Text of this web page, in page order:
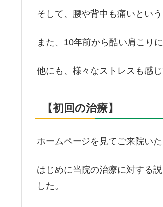
そして、腰や背中も痛いという
また、10年前から酷い肩こり
他にも、様々なストレスも感
【初回の治療】
ホームページを見てご来院いた
はじめに当院の治療に対する
した。